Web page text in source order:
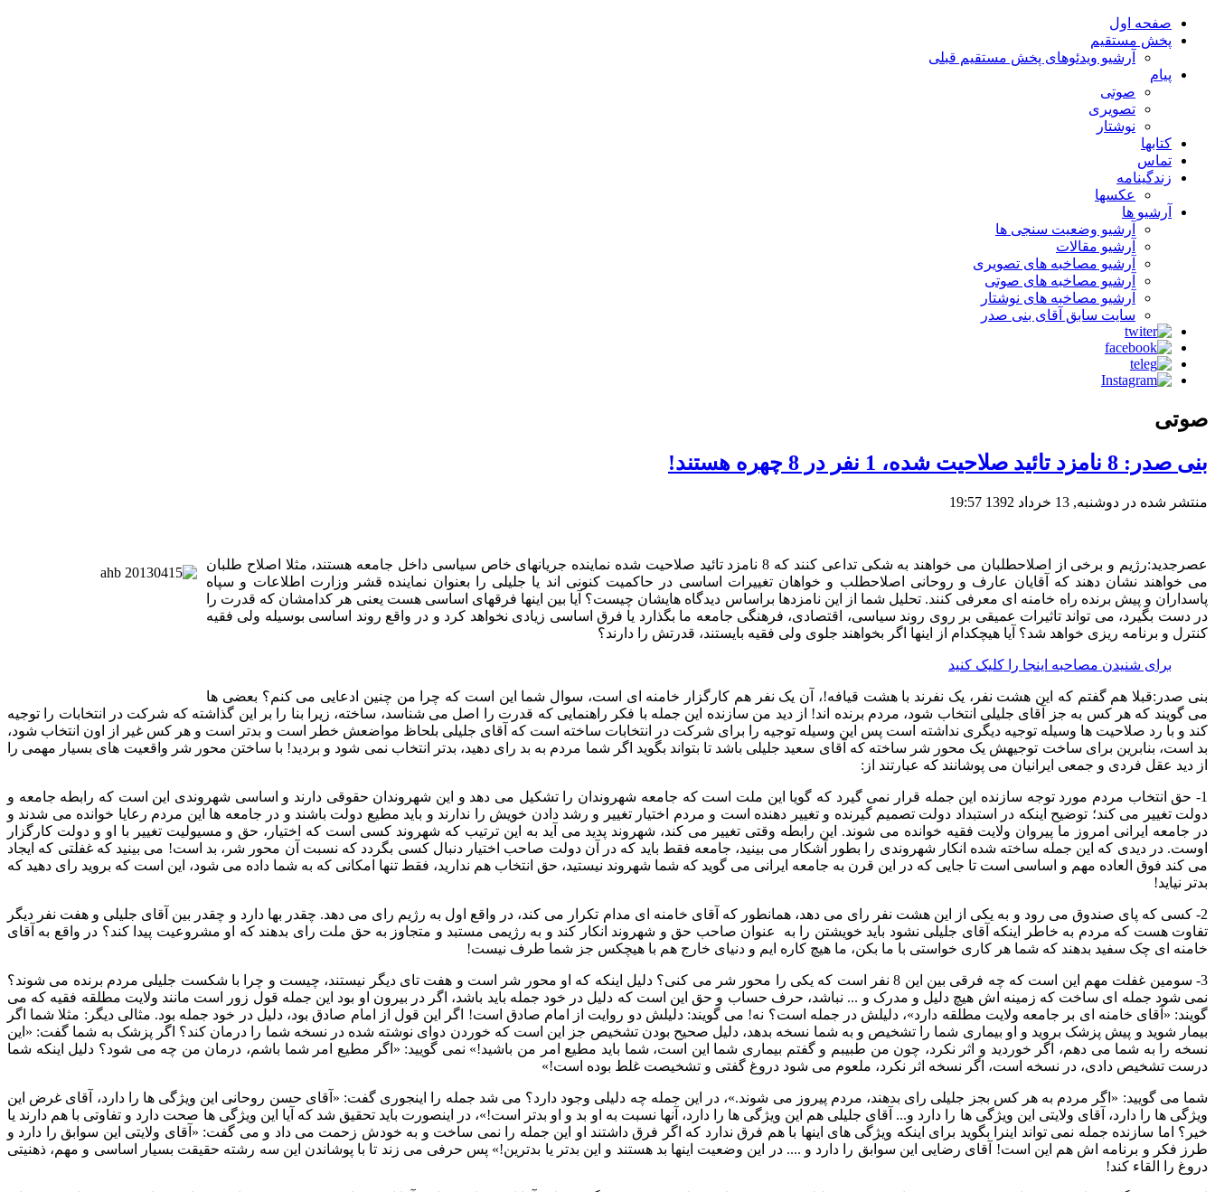
صفحه اول
پخش مستقیم
آرشیو ویدئوهای پخش مستقیم قبلی
پیام
صوتی
تصویری
نوشتار
کتابها
تماس
زندگینامه
عکسها
آرشیو ها
آرشیو وضعیت سنجی ها
آرشیو مقالات
آرشیو مصاخبه های تصویری
آرشیو مصاخبه های صوتی
آرشیو مصاخبه های نوشتار
سایت سابق آقای بنی صدر
صوتی
بنی صدر: 8 نامزد تائید صلاحیت شده، 1 نفر در 8 چهره هستند!
منتشر شده در دوشنبه, 13 خرداد 1392 19:57
عصرجدید:رژیم و برخی از اصلاحطلبان می خواهند به شکی تداعی کنند که 8 نامزد تائید صلاحیت شده نماینده جریانهای خاص سیاسی داخل جامعه هستند، مثلا اصلاح طلبان
می خواهند نشان دهند که آقایان عارف و روحانی اصلاحطلب و خواهان تغییرات اساسی در حاکمیت کنونی اند یا جلیلی را بعنوان نماینده قشر وزارت اطلاعات و سپاه
پاسداران و پیش برنده راه خامنه ای معرفی کنند. تحلیل شما از این نامزدها براساس دیدگاه هایشان چیست؟ آیا بین اینها فرقهای اساسی هست یعنی هر کدامشان که قدرت را
در دست بگیرد، می تواند تاثیرات عمیقی بر روی روند سیاسی، اقتصادی، فرهنگی جامعه ما بگذارد یا فرق اساسی زیادی نخواهد کرد و در واقع روند اساسی بوسیله ولی فقیه
کنترل و برنامه ریزی خواهد شد؟ آیا هیچکدام از اینها اگر بخواهند جلوی ولی فقیه بایستند، قدرتش را دارند؟
برای شنیدن مصاحبه اینجا را کلیک کنید
بنی صدر :قبلا هم گفتم که این هشت نفر، یک نفرند با هشت قیافه!، آن یک نفر هم کارگزار خامنه ای است، سوال شما این است که چرا من چنین ادعایی می کنم؟ بعضی ها
می گویند که هر کس به جز آقای جلیلی انتخاب شود، مردم برنده اند! از دید من سازنده این جمله با فکر راهنمایی که قدرت را اصل می شناسد، ساخته، زیرا بنا را بر این گذاشته که شرکت در انتخابات را توجیه
کند و با رد صلاحیت ها وسیله توجیه دیگری نداشته است پس این وسیله توجیه را برای شرکت در انتخابات ساخته است که آقای جلیلی بلحاظ مواضعش خطر است و بدتر است و هر کس غیر از اون انتخاب شود،
بد است، بنابرین برای ساخت توجیهش یک محور شر ساخته که آقای سعید جلیلی باشد تا بتواند بگوید اگر شما مردم به بد رای دهید، بدتر انتخاب نمی شود و بردید! با ساختن محور شر واقعیت های بسیار مهمی را
از دید عقل فردی و جمعی ایرانیان می پوشانند که عبارتند از :
1-
حق انتخاب مردم مورد توجه سازنده این جمله قرار نمی گیرد که گویا این ملت است که جامعه شهروندان را تشکیل می دهد و این شهروندان حقوقی دارند و اساسی شهروندی این است که رابطه جامعه و
دولت تغییر می کند؛ توضیح اینکه در استبداد دولت تصمیم گیرنده و تغییر دهنده است و مردم اختیار تغییر و رشد دادن خویش را ندارند و باید مطیع دولت باشند و در جامعه ها این مردم رعایا خوانده می شدند و
در جامعه ایرانی امروز ما پیروان ولایت فقیه خوانده می شوند.
این رابطه وقتی تغییر می کند، شهروند پدید می آید به این ترتیب که شهروند کسی است که اختیار، حق و مسیولیت تغییر با او و دولت کارگزار
اوست.در دیدی که این جمله ساخته شده انکار شهروندی را بطور آشکار می بینید، جامعه فقط باید که در آن دولت صاحب اختیار دنبال کسی بگردد که نسبت آن محور شر، بد است! می بینید که غفلتی که ایجاد
می کند فوق العاده مهم و اساسی است تا جایی که در این قرن به جامعه ایرانی می گوید که شما شهروند نیستید، حق انتخاب هم ندارید، فقط تنها امکانی که به شما داده می شود، این است که بروید رای دهید که
بدتر نیاید!
2- کسی که پای صندوق می رود و به یکی از این هشت نفر رای می دهد، همانطور که آقای خامنه ای مدام تکرار می کند، در واقع اول به رژیم رای می دهد. چقدر بها دارد و چقدر بین آقای جلیلی و هفت نفر دیگر
تفاوت هست که مردم به خاطر اینکه آقای جلیلی نشود باید خویشتن را به
عنوان صاحب حق و شهروند انکار کند و به رژیمی مستبد و متجاوز به حق ملت رای بدهند که او مشروعیت پیدا کند؟ در واقع به آقای
خامنه ای چک سفید بدهند که شما هر کاری خواستی با ما بکن، ما هیچ کاره ایم و دنیای خارج هم با هیچکس جز شما طرف نیست!
3- سومین غفلت مهم این است که چه فرقی بین این 8 نفر است که یکی را محور شر می کنی؟ دلیل اینکه که او محور شر است و هفت تای دیگر نیستند، چیست و چرا با شکست جلیلی مردم برنده می شوند؟
نمی شود جمله ای ساخت که زمینه اش هیچ دلیل و مدرک و ... نباشد، حرف حساب و حق این است که دلیل در خود جمله باید باشد، اگر در بیرون او بود این جمله قول زور است مانند ولایت مطلقه فقیه که می
گویند: « آقای خامنه ای بر جامعه ولایت مطلقه دارد»، دلیلش در جمله است؟ نه! می گویند:دلیلش دو روایت از امام صادق است! اگر این قول از امام صادق بود، دلیل در خود جمله بود. مثالی دیگر : مثلا شما اگر
بیمار شوید و پیش پزشک بروید و او بیماری شما را تشخیص و به شما نسخه بدهد، دلیل صحیح بودن تشخیص جز این است که خوردن دوای نوشته شده در نسخه شما را درمان کند؟ اگر پزشک به شما گفت: « این
نسخه را به شما می دهم، اگر خوردید و اثر نکرد، چون من طبیبم و گفتم بیماری شما این است، شما باید مطیع امر من باشید!» نمی گویید: « اگر مطیع امر شما باشم، درمان من چه می شود؟ دلیل اینکه شما
درست تشخیص دادی، در نسخه است، اگر نسخه اثر نکرد، ملعوم می شود دروغ گفتی و تشخیصت غلط بوده است!»
شما می گویید: « اگر مردم به هر کس بجز جلیلی رای بدهند، مردم پیروز می شوند.»، در این جمله چه دلیلی وجود دارد؟ می شد جمله را اینجوری گفت: « آقای حسن روحانی این ویژگی ها را دارد، آقای غرض این
ویژگی ها را دارد، آقای ولایتی این ویژگی ها را دارد و... آقای جلیلی هم این ویژگی ها را دارد، آنها نسبت به او بد و او بدتر است!»، در اینصورت باید تحقیق شد که آیا این ویژگی ها صحت دارد و تفاوتی با هم دارند یا
خیر؟ اما سازنده جمله نمی تواند اینرا بگوید برای اینکه ویژگی های اینها با هم فرق ندارد که اگر فرق داشتند او این جمله را نمی ساخت و به خودش زحمت می داد و می گفت: « آقای ولایتی این سوابق را دارد و
طرز فکر و برنامه اش هم این است! آقای رضایی این سوابق را دارد و ....در این وضعیت اینها بد هستند و این بدتر یا بدترین!» پس حرفی می زند تا با پوشاندن این سه رشته حقیقت بسیار اساسی و مهم، ذهنیتی
دروغ را القاء کند!